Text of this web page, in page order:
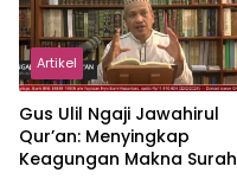
Artikel
Gus Ulil Ngaji Jawahirul
Qur’an: Menyingkap
Keagungan Makna Surah